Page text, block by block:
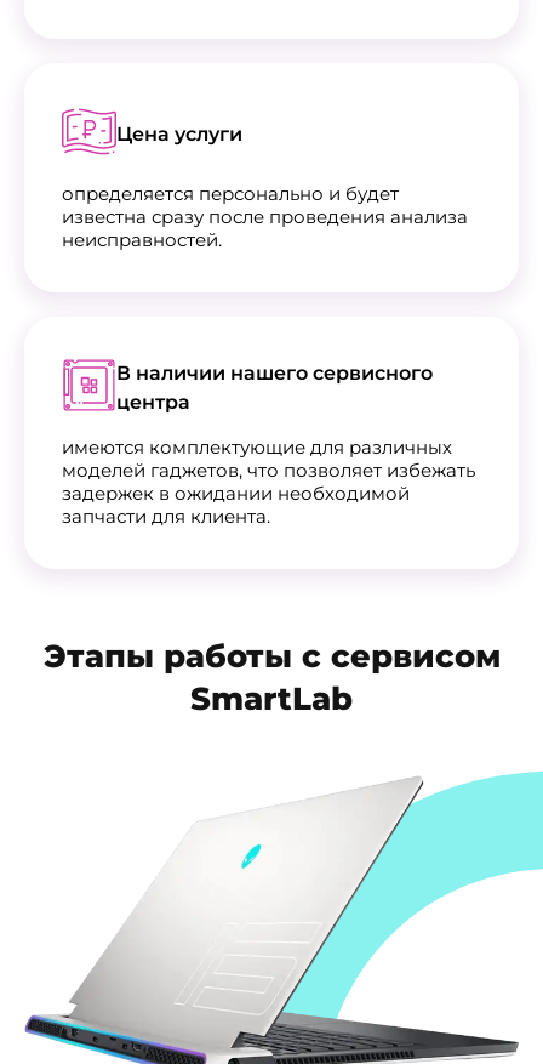
Цена услуги
определяется персонально и будет
известна сразу после проведения анализа
неисправностей.
В наличии нашего сервисного
центра
имеются комплектующие для различных
моделей гаджетов, что позволяет избежать
задержек в ожидании необходимой
запчасти для клиента.
Этапы работы с сервисом
SmartLab